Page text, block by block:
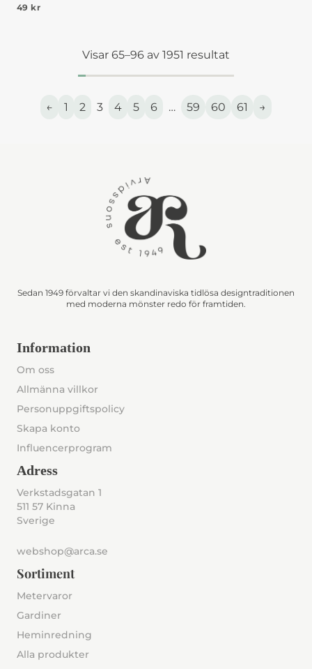
49 kr
Visar 65–96 av 1951 resultat
← 1 2 3 4 5 6 … 59 60 61 →
Sedan 1949 förvaltar vi den skandinaviska tidlösa designtraditionen
med moderna mönster redo för framtiden.
Information
Om oss
Allmänna villkor
Personuppgiftspolicy
Skapa konto
Influencerprogram
Adress
Verkstadsgatan 1
511 57 Kinna
Sverige
webshop@arca.se
Sortiment
Metervaror
Gardiner
Heminredning
Alla produkter